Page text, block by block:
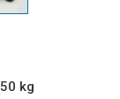
kg